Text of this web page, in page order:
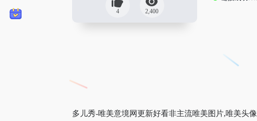
4 2,400
多儿秀-唯美意境网更新好看非主流唯美图片,唯美头